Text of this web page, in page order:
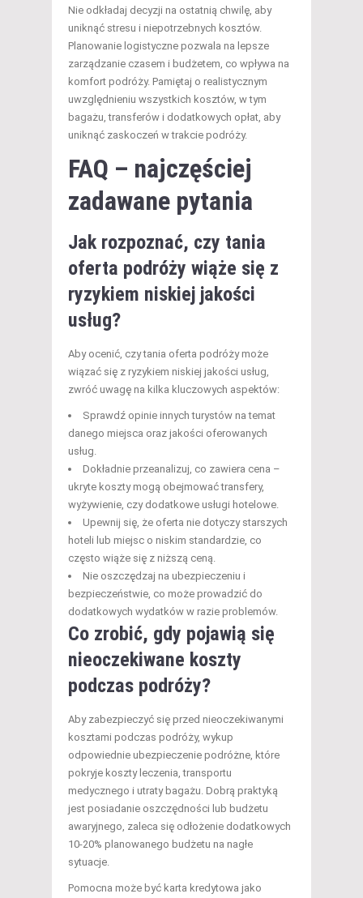
Nie odkładaj decyzji na ostatnią chwilę, aby
uniknąć stresu i niepotrzebnych kosztów.
Planowanie logistyczne pozwala na lepsze
zarządzanie czasem i budżetem, co wpływa na
komfort podróży. Pamiętaj o realistycznym
uwzględnieniu wszystkich kosztów, w tym
bagażu, transferów i dodatkowych opłat, aby
uniknąć zaskoczeń w trakcie podróży.
FAQ – najczęściej
zadawane pytania
Jak rozpoznać, czy tania
oferta podróży wiąże się z
ryzykiem niskiej jakości
usług?
Aby ocenić, czy tania oferta podróży może
wiązać się z ryzykiem niskiej jakości usług,
zwróć uwagę na kilka kluczowych aspektów:
Sprawdź opinie innych turystów na temat
danego miejsca oraz jakości oferowanych
usług.
Dokładnie przeanalizuj, co zawiera cena –
ukryte koszty mogą obejmować transfery,
wyżywienie, czy dodatkowe usługi hotelowe.
Upewnij się, że oferta nie dotyczy starszych
hoteli lub miejsc o niskim standardzie, co
często wiąże się z niższą ceną.
Nie oszczędzaj na ubezpieczeniu i
bezpieczeństwie, co może prowadzić do
dodatkowych wydatków w razie problemów.
Co zrobić, gdy pojawią się
nieoczekiwane koszty
podczas podróży?
Aby zabezpieczyć się przed nieoczekiwanymi
kosztami podczas podróży, wykup
odpowiednie ubezpieczenie podróżne, które
pokryje koszty leczenia, transportu
medycznego i utraty bagażu. Dobrą praktyką
jest posiadanie oszczędności lub budżetu
awaryjnego, zaleca się odłożenie dodatkowych
10-20% planowanego budżetu na nagłe
sytuacje.
Pomocna może być karta kredytowa jako